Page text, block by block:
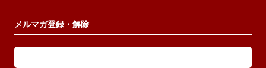
メルマガ登録・解除